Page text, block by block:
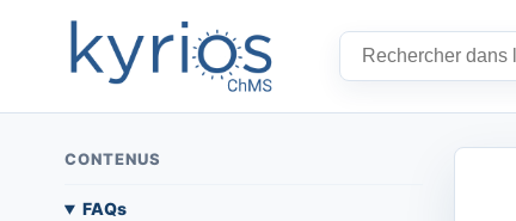
CONTENUS
FAQs